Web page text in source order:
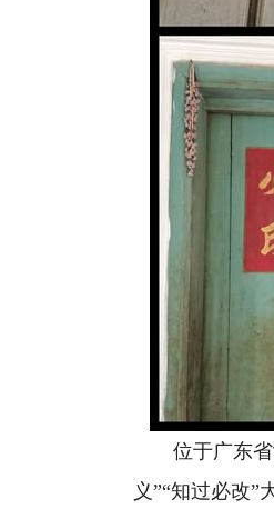
位于广东省汕
义”“知过必改